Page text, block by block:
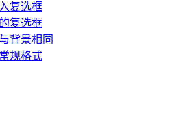
复选框
复选框
背景相同
规格式